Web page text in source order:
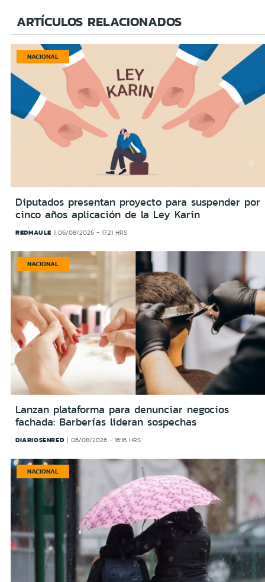
ARTÍCULOS RELACIONADOS
NACIONAL
Diputados presentan proyecto para suspender por
cinco años aplicación de la Ley Karin
REDMAULE 06/08/2026 - 17:21 HRS
NACIONAL
Lanzan plataforma para denunciar negocios
fachada: Barberías lideran sospechas
DIARIOSENRED 06/08/2026 - 16:16 HRS
NACIONAL